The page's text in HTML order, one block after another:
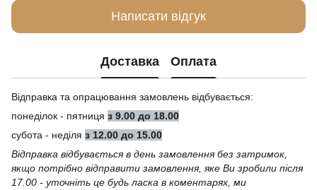
Написати відгук
Доставка Оплата
Відправка та опрацювання замовлень відбувається:
понеділок - пятниця з 9.00 до 18.00
субота - неділя з 12.00 до 15.00
Відправка відбувається в день замовлення без затримок,
якщо потрібно відправити замовлення, яке Ви зробили після
17.00 - уточніть це будь ласка в коментарях, ми